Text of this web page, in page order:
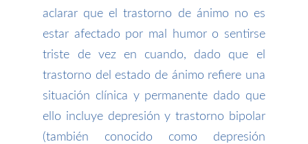
aclarar que el trastorno de ánimo no es
estar afectado por mal humor o sentirse
triste de vez en cuando, dado que el
trastorno del estado de ánimo refiere una
situación clínica y permanente dado que
ello incluye depresión y trastorno bipolar
(también conocido como depresión